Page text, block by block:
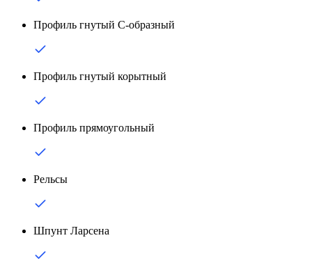
Профиль гнутый С-образный
Профиль гнутый корытный
Профиль прямоугольный
Рельсы
Шпунт Ларсена